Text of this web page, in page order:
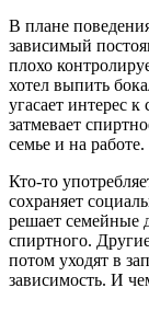
В плане
зависимый
плохо
хотел выпить
угасает интерес
затмевает
семье и на работе.
Кто-то
сохраняет
решает семейные
спиртного.
потом уходят в
зависимость. И